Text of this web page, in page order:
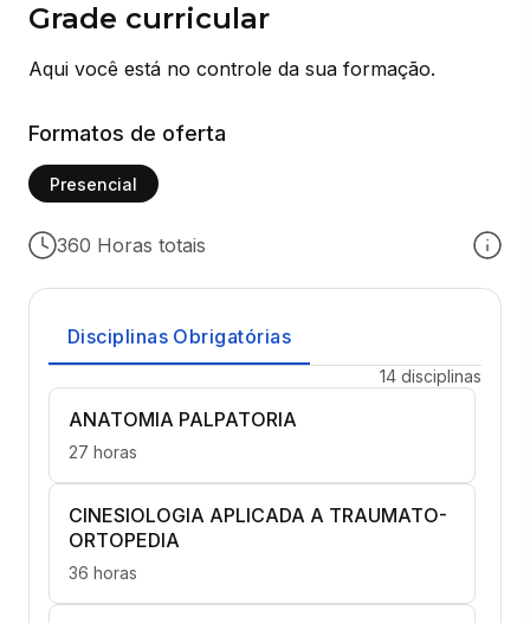
Grade curricular
Aqui você está no controle da sua formação.
Formatos de oferta
Presencial
360 Horas totais
Disciplinas Obrigatórias
14 disciplinas
ANATOMIA PALPATORIA
27 horas
CINESIOLOGIA APLICADA A TRAUMATO-
ORTOPEDIA
36 horas